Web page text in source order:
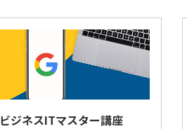
ビジネスITマスター講座